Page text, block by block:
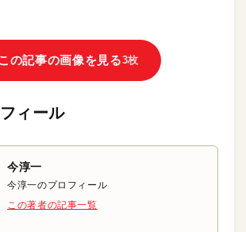
の記事の画像を見る3枚
ィール
今淳一
今淳一のプロフィール
この著者の記事一覧